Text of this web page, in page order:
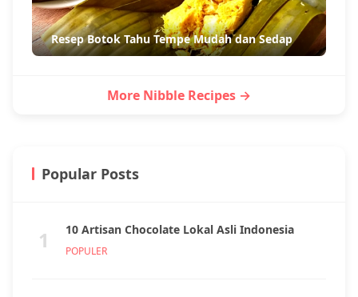
Resep Botok Tahu Tempe Mudah dan Sedap
More Nibble Recipes →
Popular Posts
1 10 Artisan Chocolate Lokal Asli Indonesia
POPULER